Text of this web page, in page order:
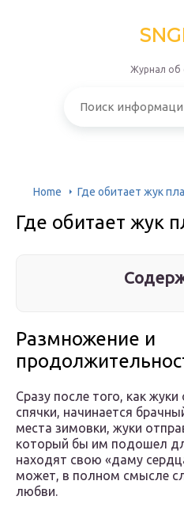
Журнал об
Home Где обитает жук
Где обитает жук
Размножение и
Сразу после того, как
спячки, начинается
места зимовки, жуки
который бы им подошел
находят свою «даму
может, в полном смысле
любви.